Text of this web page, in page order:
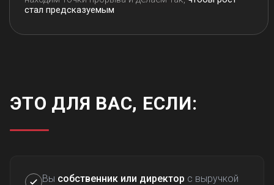
ЭТО ДЛЯ ВАС, ЕСЛИ:
Вы собственник или директор с выручкой